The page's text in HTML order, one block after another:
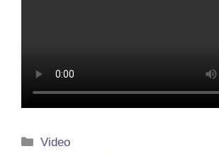
Kategori
Video